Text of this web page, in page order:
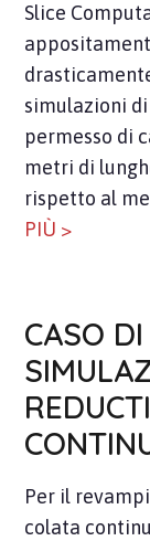
Slice
simulazioni
permesso di
metri di
rispetto al
PIÙ >
CASO
Per il
colata